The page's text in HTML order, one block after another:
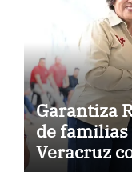
Garantiza
de familias
Veracruz